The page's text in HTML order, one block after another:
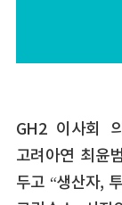
GH2 이사회
고려아연 최윤
두고 “생산자,